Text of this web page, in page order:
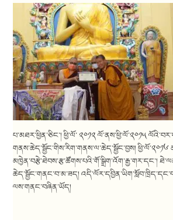
པ་མཐར་ཕྱིན་ཅིང་། ཕྱི་ལོ་ ༢༠༡༢ ལོ་ནས་ཕྱི་ལོ་༢༠༡༥
གནས་ཆེད་སྦྱོང་གིས་རིག་གནས་ལ་ཆེད་སྦྱོང་བྱས། ཕྱི་ལོ་༢༠༡༦
མཁྱེན་བརྩེ་ཐེབས་རྩ་ཚོགས་པའི་གོ་སྒྲིག་འོག་རྒྱ་གར་དང་།
ཆེད་སྦྱོང་གནང་བ་མ་ཟད།
ལས་གནང་བཞིན་ཡོད།